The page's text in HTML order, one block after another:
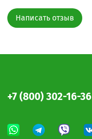
Написать отзыв
+7 (800) 302-16-36